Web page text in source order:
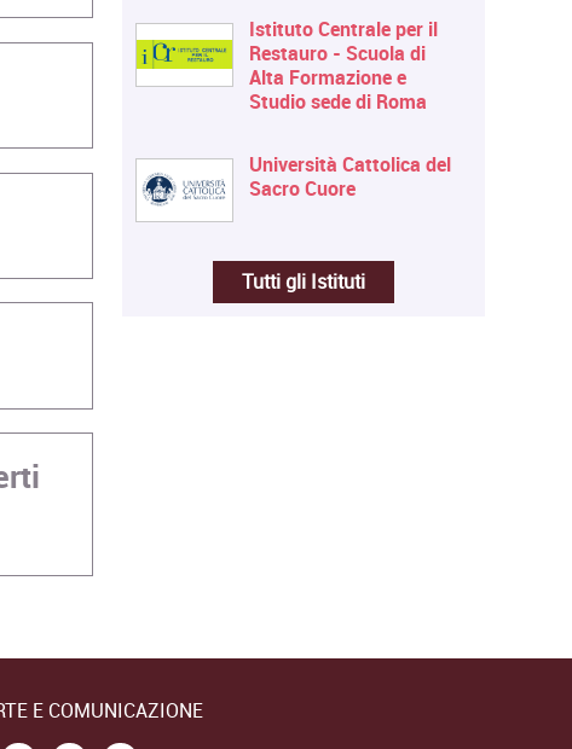
Istituto Centrale per il
Restauro - Scuola di
Alta Formazione e
Studio sede di Roma
Università Cattolica del
Sacro Cuore
Tutti gli Istituti
E COMUNICAZIONE